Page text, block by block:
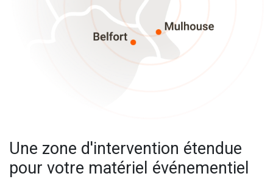
Une zone d'intervention étendue
pour votre matériel événementiel